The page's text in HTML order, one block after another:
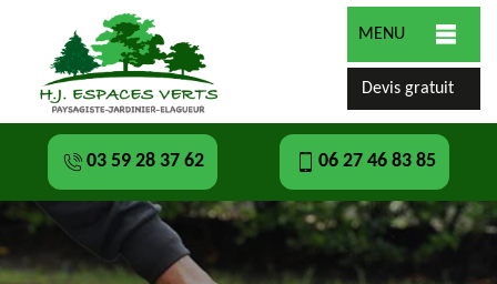
MENU
Devis gratuit
03 59 28 37 62 06 27 46 83 85